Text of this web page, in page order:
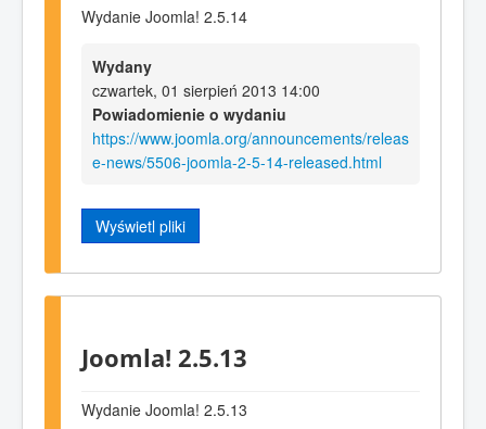
Wydanie Joomla! 2.5.14
Wydany
czwartek, 01 sierpień 2013 14:00
Powiadomienie o wydaniu
https://www.joomla.org/announcements/releas
e-news/5506-joomla-2-5-14-released.html
Wyświetl pliki
Joomla! 2.5.13
Wydanie Joomla! 2.5.13